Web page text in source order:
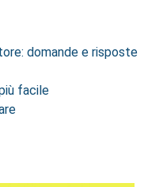
domande e risposte
facile